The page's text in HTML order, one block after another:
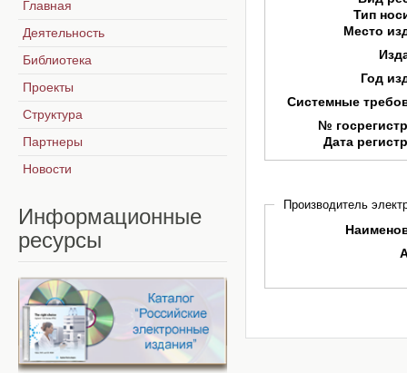
Тип
Место
Год
Системные
№
Дата
Производитель
Главная
Деятельность
Библиотека
Проекты
Структура
Партнеры
Новости
Информационные
ресурсы